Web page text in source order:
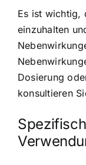
Es ist wichtig,
einzuhalten
Dosierung
konsultieren